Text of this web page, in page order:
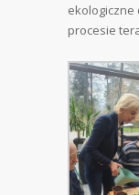
ekologiczne
procesie